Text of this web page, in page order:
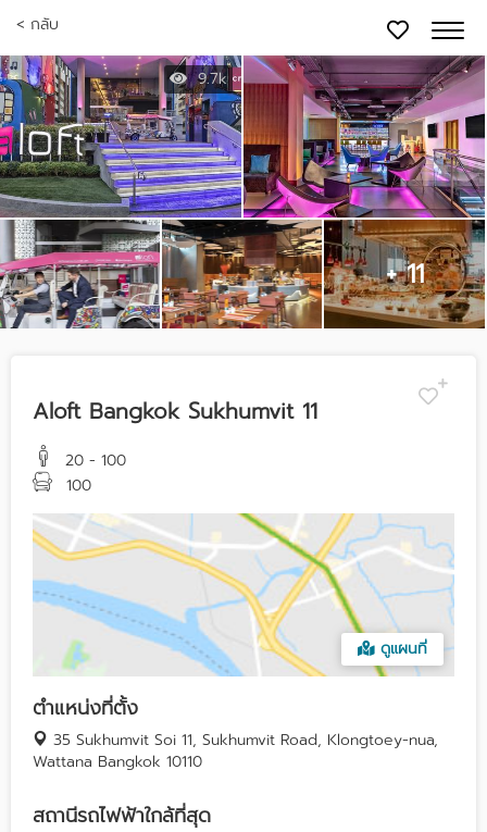
< กลับ
9.7k
+ 11
Aloft Bangkok Sukhumvit 11
20 - 100
100
ดูแผนที่
ตำแหน่งที่ตั้ง
35 Sukhumvit Soi 11, Sukhumvit Road, Klongtoey-nua,
Wattana Bangkok 10110
สถานีรถไฟฟ้าใกล้ที่สุด